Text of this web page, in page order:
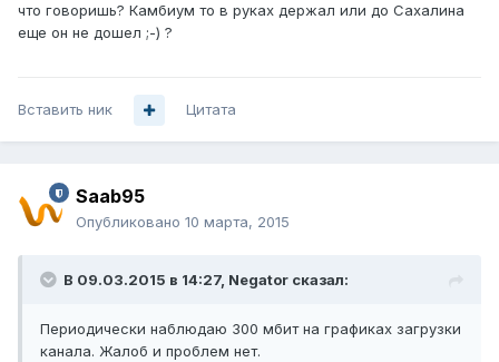
что говоришь? Камбиум то в руках держал или до Сахалина
еще он не дошел ;-) ?
Вставить ник Цитата
Saab95
Опубликовано 10 марта, 2015
В 09.03.2015 в 14:27, Negator сказал:
Периодически наблюдаю 300 мбит на графиках загрузки
канала. Жалоб и проблем нет.